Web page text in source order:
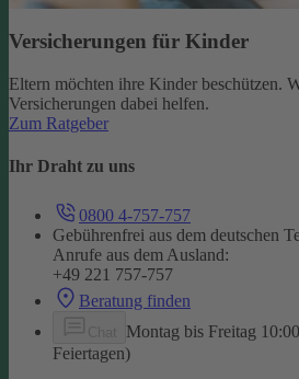
Versicherungen für Kinder
Eltern möchten ihre Kinder beschützen.
Versicherungen dabei helfen.
Zum Ratgeber
Ihr Draht zu uns
0800 4-757-757
Gebührenfrei aus dem deutschen
Anrufe aus dem Ausland:
+49 221 757-757
Beratung finden
Montag bis Freitag
Feiertagen)